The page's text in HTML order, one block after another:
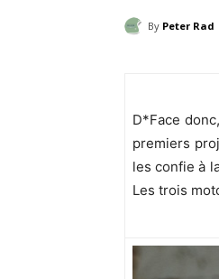
By Peter Rad
D*Face
premiers
les confie à
Les trois